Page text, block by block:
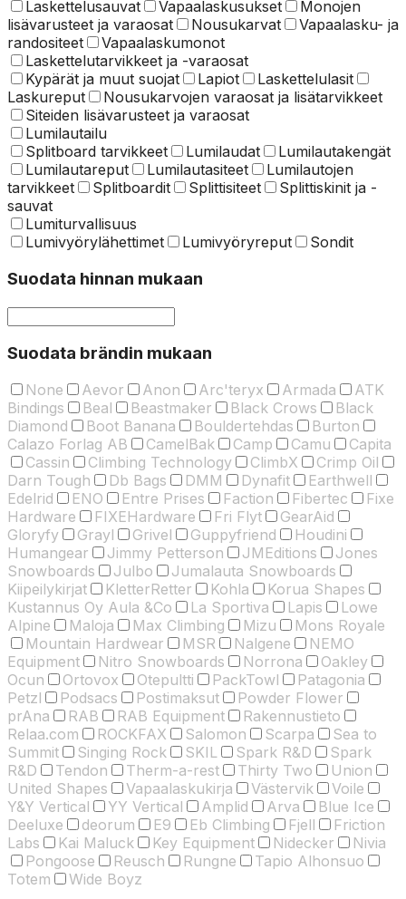
Laskettelusauvat Vapaalaskusukset
Monojen
lisävarusteet ja varaosat
Nousukarvat
Vapaalasku- ja
randositeet
Vapaalaskumonot
Laskettelu­tarvikkeet ja -varaosat
Kypärät ja muut suojat
Lapiot
Laskettelulasit
Laskureput
Nousukarvojen varaosat ja lisätarvikkeet
Siteiden lisävarusteet ja varaosat
Lumilautailu
Splitboard tarvikkeet
Lumilaudat
Lumilautakengät
Lumilautareput
Lumilautasiteet
Lumilautojen
tarvikkeet
Splitboardit Splittisiteet
Splittiskinit ja -
sauvat
Lumiturvallisuus
Lumivyörylähettimet
Lumivyöryreput Sondit
Suodata hinnan mukaan
Suodata brändin mukaan
None Aevor Anon Arc'teryx Armada
ATK
Bindings
Beal Beastmaker Black Crows
Black
Diamond
Boot Banana Bouldertehdas
Burton
Calazo Forlag AB
CamelBak Camp Camu
Capita
Cassin
Climbing Technology ClimbX
Crimp Oil
Darn Tough
Db Bags DMM Dynafit
Earthwell
Edelrid
ENO Entre Prises Faction Fibertec
Fixe
Hardware
FIXEHardware Fri Flyt
GearAid
Gloryfy
Grayl Grivel Guppyfriend
Houdini
Humangear
Jimmy Petterson JMEditions
Jones
Snowboards
Julbo
Jumalauta Snowboards
Kiipeilykirjat
KletterRetter Kohla
Korua Shapes
Kustannus Oy Aula &Co
La Sportiva Lapis
Lowe
Alpine
Maloja Max Climbing Mizu
Mons Royale
Mountain Hardwear
MSR Nalgene
NEMO
Equipment
Nitro Snowboards Norrona
Oakley
Ocun
Ortovox Otepultti PackTowl
Patagonia
Petzl
Podsacs Postimaksut
Powder Flower
prAna
RAB RAB Equipment
Rakennustieto
Relaa.com
ROCKFAX Salomon Scarpa
Sea to
Summit
Singing Rock SKIL Spark R&D
Spark
R&D
Tendon Therm-a-rest Thirty Two
Union
United Shapes
Vapaalaskukirja Västervik
Voile
Y&Y Vertical
YY Vertical Amplid Arva
Blue Ice
Deeluxe
deorum E9 Eb Climbing Fjell
Friction
Labs
Kai Maluck Key Equipment Nidecker
Nivia
Pongoose
Reusch Rungne
Tapio Alhonsuo
Totem
Wide Boyz